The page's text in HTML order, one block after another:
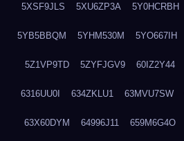
5XSF9JLS 5XU6ZP3A 5Y0HCRBH
5YB5BBQM 5YHM530M 5YO667IH
5Z1VP9TD 5ZYFJGV9 60IZ2Y44
6316UU0I 634ZKLU1 63MVU7SW
63X60DYM 64996J11 659M6G4O